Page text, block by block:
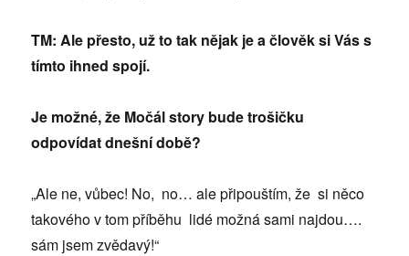
TM: Ale přesto, už to tak nějak je a člověk si Vás s
tímto ihned spojí.
Je možné, že Močál story bude trošičku
odpovídat dnešní době?
„Ale ne, vůbec! No, no… ale připouštím, že si něco
takového v tom příběhu lidé možná sami najdou….
sám jsem zvědavý!“